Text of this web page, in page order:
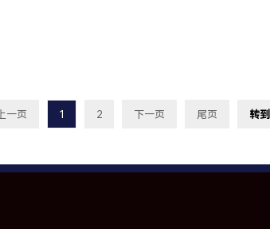
上一页 1 2 下一页 尾页 转